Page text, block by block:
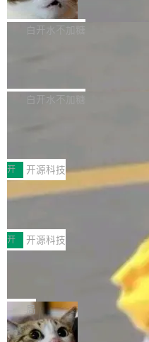
撑庞大支出的资金来源却呈现
貌。数据显示，微软和 Meta
sh | bash 安装一个能在大项目
代码、验证结果的 AI 终端工
个主 agent 循环，外加一组后
准 AI 能力认知
机器出题的前提，是让机器拥
构建流程可以分为四个环节：
白开水不加糖
库，并将作为transport接入
MPComm将作为一种传输引擎
ENT，实现零拷贝传输性能提
传输性能最高提升5倍。UCL-
于自研UCL-Engine通信引擎
持续开源更多基于UCL-
件。 腾讯网平团队在UCL-
个独立于业务线程的全局通信
白开水不加糖
型案例入选名单》，深信服“面
开源 AI 编程平台 CoStrict 应用
创新与落地成效成功入选。 全
助力企业AI研发安全落地 当前
经开始引入 AI Coding 工具，
型或企业内部部署模型提升研
Coding 从个人辅助工具逐步
级应用，企业在规模化落地过
可控性和代码质量提出了更高
安全与合规要求。对于大多数
有云模型能够满足快速试用和
开 开源科技
深信服AI算力网关入选工信
前不久，工业和信息化部正式
智能应用典型案例名单》，集
各领域的应用成果，覆盖技术
产品应用、支撑保障、专题等
AI算力网关（AI创新平台）成
各业的Agent走向规模化建设
渐丰富，用户关注的重点也在
让AI用起来，还要进一步看清
开 开源科技
Jeff Dean 离开 Google：
束，一个实验室的开始
Google 员工编号 20。
Bigtable 作者之一。
Gemini 的架构师。Google 首
局